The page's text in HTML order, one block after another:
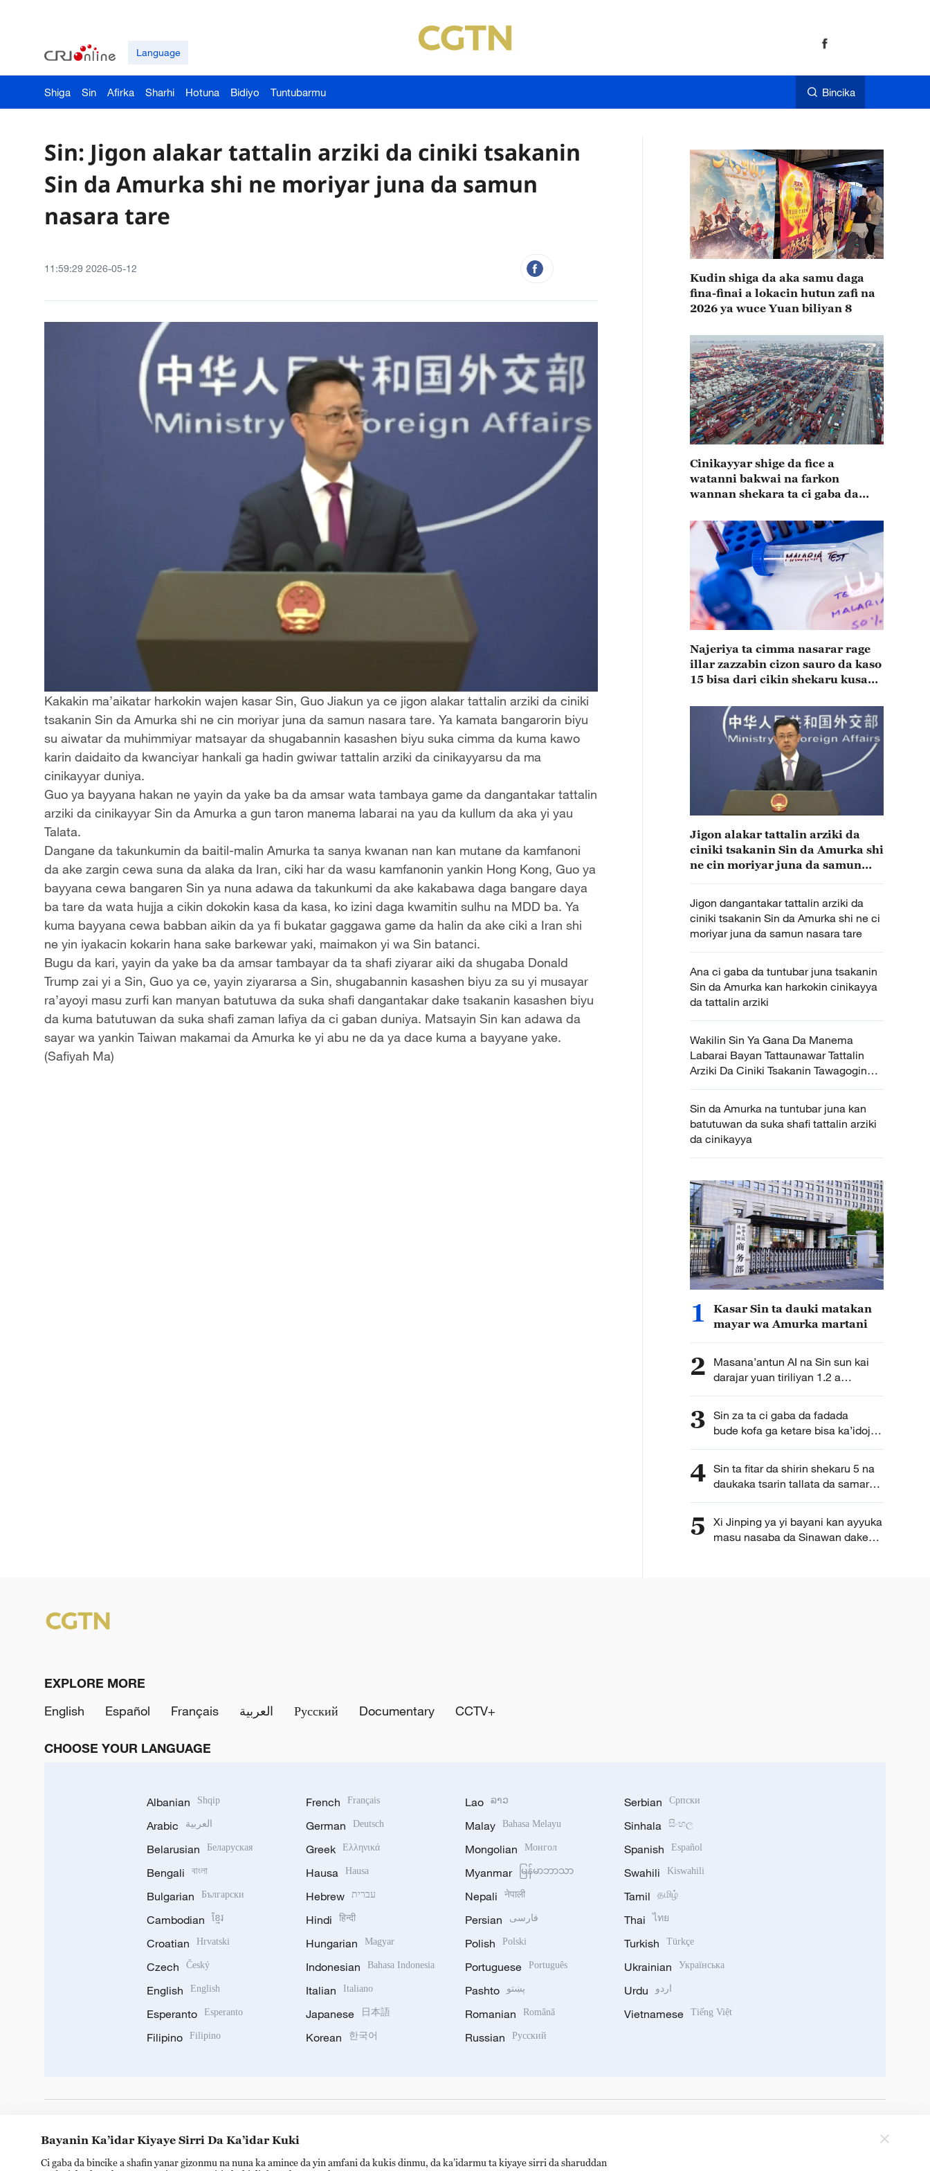
Language
Shiga Sin Afirka Sharhi Hotuna Bidiyo Tuntubarmu Bincika
Sin: Jigon alakar tattalin arziki da ciniki tsakanin
Sin da Amurka shi ne moriyar juna da samun
nasara tare
11:59:29 2026-05-12
Kakakin ma’aikatar harkokin wajen kasar Sin, Guo Jiakun ya ce jigon alakar tattalin arziki da ciniki
tsakanin Sin da Amurka shi ne cin moriyar juna da samun nasara tare. Ya kamata bangarorin biyu
su aiwatar da muhimmiyar matsayar da shugabannin kasashen biyu suka cimma da kuma kawo
karin daidaito da kwanciyar hankali ga hadin gwiwar tattalin arziki da cinikayyarsu da ma
cinikayyar duniya.
Guo ya bayyana hakan ne yayin da yake ba da amsar wata tambaya game da dangantakar tattalin
arziki da cinikayyar Sin da Amurka a gun taron manema labarai na yau da kullum da aka yi yau
Talata.
Dangane da takunkumin da baitil-malin Amurka ta sanya kwanan nan kan mutane da kamfanoni
da ake zargin cewa suna da alaka da Iran, ciki har da wasu kamfanonin yankin Hong Kong, Guo ya
bayyana cewa bangaren Sin ya nuna adawa da takunkumi da ake kakabawa daga bangare daya
ba tare da wata hujja a cikin dokokin kasa da kasa, ko izini daga kwamitin sulhu na MDD ba. Ya
kuma bayyana cewa babban aikin da ya fi bukatar gaggawa game da halin da ake ciki a Iran shi
ne yin iyakacin kokarin hana sake barkewar yaki, maimakon yi wa Sin batanci.
Bugu da kari, yayin da yake ba da amsar tambayar da ta shafi ziyarar aiki da shugaba Donald
Trump zai yi a Sin, Guo ya ce, yayin ziyararsa a Sin, shugabannin kasashen biyu za su yi musayar
ra’ayoyi masu zurfi kan manyan batutuwa da suka shafi dangantakar dake tsakanin kasashen biyu
da kuma batutuwan da suka shafi zaman lafiya da ci gaban duniya. Matsayin Sin kan adawa da
sayar wa yankin Taiwan makamai da Amurka ke yi abu ne da ya dace kuma a bayyane yake.
(Safiyah Ma)
Kudin shiga da aka samu daga
fina-finai a lokacin hutun zafi na
2026 ya wuce Yuan biliyan 8
Cinikayyar shige da fice a
watanni bakwai na farkon
wannan shekara ta ci gaba da
Najeriya ta cimma nasarar rage
illar zazzabin cizon sauro da kaso
15 bisa dari cikin shekaru kusan
Jigon alakar tattalin arziki da
ciniki tsakanin Sin da Amurka shi
ne cin moriyar juna da samun
Jigon dangantakar tattalin arziki da
ciniki tsakanin Sin da Amurka shi ne ci
moriyar juna da samun nasara tare
Ana ci gaba da tuntubar juna tsakanin
Sin da Amurka kan harkokin cinikayya
da tattalin arziki
Wakilin Sin Ya Gana Da Manema
Labarai Bayan Tattaunawar Tattalin
Arziki Da Ciniki Tsakanin Tawagogin
Sin Da Amurka
Sin da Amurka na tuntubar juna kan
batutuwan da suka shafi tattalin arziki
da cinikayya
1
Kasar Sin ta dauki matakan
mayar wa Amurka martani
2
Masana’antun AI na Sin sun kai
darajar yuan tiriliyan 1.2 a
shekarar 2025
3 Sin za ta ci gaba da fadada
bude kofa ga ketare bisa ka’idojin
kasa da kasa a bangaren kudaden
4 Sin ta fitar da shirin shekaru 5 na
daukaka tsarin tallata da samar
da kayayyaki domin kyautata
5
Xi Jinping ya yi bayani kan ayyuka
masu nasaba da Sinawan dake
EXPLORE MORE
English
Español Français العربية Русский Documentary CCTV+
CHOOSE YOUR LANGUAGE
Albanian Shqip
Arabic العربية
Belarusian Беларуская
Bengali বাংলা
Bulgarian Български
Cambodian ខ្មែរ
Croatian Hrvatski
Czech Český
English English
Esperanto Esperanto
Filipino Filipino
French Français
German Deutsch
Greek Ελληνικά
Hausa Hausa
Hebrew עברית
Hindi हिन्दी
Hungarian Magyar
Indonesian Bahasa Indonesia
Italian Italiano
Japanese 日本語
Korean 한국어
Lao ລາວ
Malay Bahasa Melayu
Mongolian Монгол
Myanmar မြန်မာဘာသာ
Nepali नेपाली
Persian فارسی
Polish Polski
Portuguese Português
Pashto پښتو
Romanian Română
Russian Русский
Serbian Српски
Sinhala සිංහල
Spanish Español
Swahili Kiswahili
Tamil தமிழ்
Thai ไทย
Turkish Türkçe
Ukrainian Українська
Urdu اردو
Vietnamese Tiếng Việt
Bayanin Ka’idar Kiyaye Sirri Da Ka’idar Kuki
Ci gaba da bincike a shafin yanar gizonmu na nuna ka amince da yin amfani da kukis dinmu, da ka’idarmu ta kiyaye sirri da sharuddan